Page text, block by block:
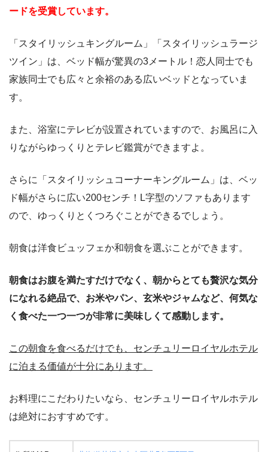
ードを受賞しています。
「スタイリッシュキングルーム」「スタイリッシュラージ
ツイン」は、ベッド幅が驚異の3メートル！恋人同士でも
家族同士でも広々と余裕のある広いベッドとなっていま
す。
また、浴室にテレビが設置されていますので、お風呂に入
りながらゆっくりとテレビ鑑賞ができますよ。
さらに「スタイリッシュコーナーキングルーム」は、ベッ
ド幅がさらに広い200センチ！L字型のソファもあります
ので、ゆっくりとくつろぐことができるでしょう。
朝食は洋食ビュッフェか和朝食を選ぶことができます。
朝食はお腹を満たすだけでなく、朝からとても贅沢な気分
になれる絶品で、お米やパン、玄米やジャムなど、何気な
く食べた一つ一つが非常に美味しくて感動します。
この朝食を食べるだけでも、センチュリーロイヤルホテル
に泊まる価値が十分にあります。
お料理にこだわりたいなら、センチュリーロイヤルホテル
は絶対におすすめです。